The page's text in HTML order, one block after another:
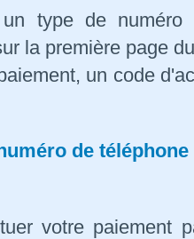
un type de
la première page
un code
de
votre paiement